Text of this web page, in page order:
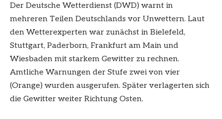
Der Deutsche Wetterdienst (DWD) warnt in
mehreren Teilen Deutschlands vor Unwettern. Laut
den Wetterexperten war zunächst in Bielefeld,
Stuttgart, Paderborn, Frankfurt am Main und
Wiesbaden mit starkem Gewitter zu rechnen.
Amtliche Warnungen der Stufe zwei von vier
(Orange) wurden ausgerufen. Später verlagerten sich
die Gewitter weiter Richtung Osten.